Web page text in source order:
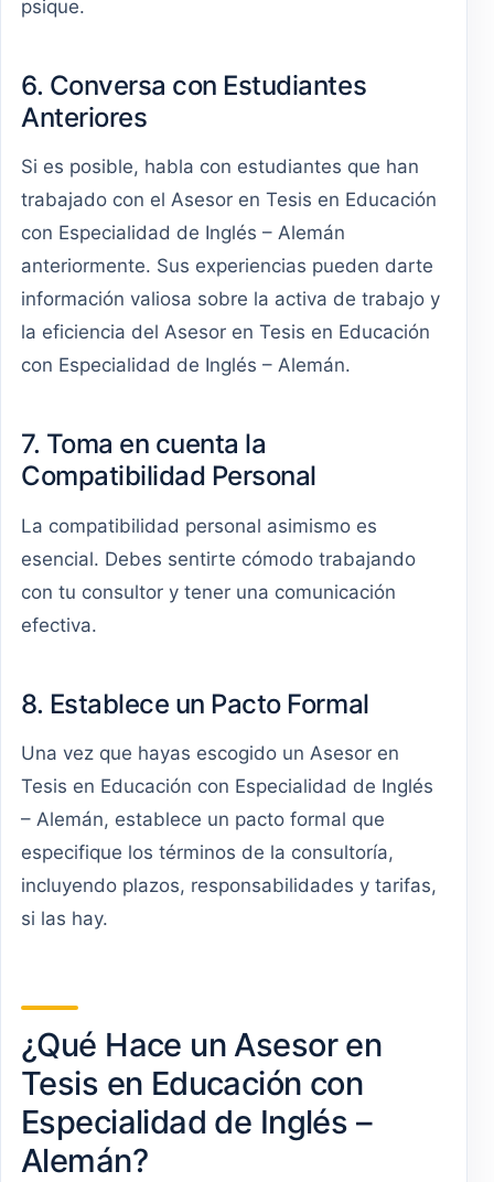
psique.
6. Conversa con Estudiantes
Anteriores
Si es posible, habla con estudiantes que han
trabajado con el Asesor en Tesis en Educación
con Especialidad de Inglés – Alemán
anteriormente. Sus experiencias pueden darte
información valiosa sobre la activa de trabajo y
la eficiencia del Asesor en Tesis en Educación
con Especialidad de Inglés – Alemán.
7. Toma en cuenta la
Compatibilidad Personal
La compatibilidad personal asimismo es
esencial. Debes sentirte cómodo trabajando
con tu consultor y tener una comunicación
efectiva.
8. Establece un Pacto Formal
Una vez que hayas escogido un Asesor en
Tesis en Educación con Especialidad de Inglés
– Alemán, establece un pacto formal que
especifique los términos de la consultoría,
incluyendo plazos, responsabilidades y tarifas,
si las hay.
¿Qué Hace un Asesor en
Tesis en Educación con
Especialidad de Inglés –
Alemán?